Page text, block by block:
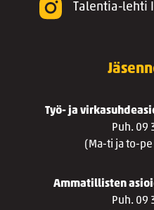
Talentia-lehti
Työ- ja
Puh. 09
(Ma-ti ja to-
Ammatillisten
Puh. 09